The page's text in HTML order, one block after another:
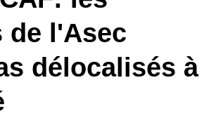
de l'Asec
délocalisés à